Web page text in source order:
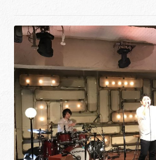
出演希望/お問い合わせフォーム
Contact